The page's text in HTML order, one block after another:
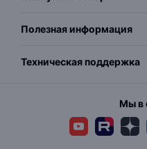
Полезная информация
Техническая поддержка
Мы в